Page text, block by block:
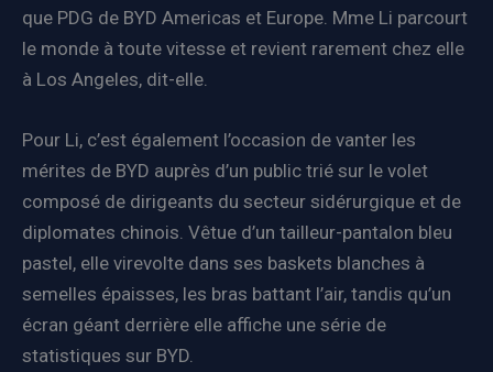
que PDG de BYD Americas et Europe. Mme Li parcourt
le monde à toute vitesse et revient rarement chez elle
à Los Angeles, dit-elle.
Pour Li, c’est également l’occasion de vanter les
mérites de BYD auprès d’un public trié sur le volet
composé de dirigeants du secteur sidérurgique et de
diplomates chinois. Vêtue d’un tailleur-pantalon bleu
pastel, elle virevolte dans ses baskets blanches à
semelles épaisses, les bras battant l’air, tandis qu’un
écran géant derrière elle affiche une série de
statistiques sur BYD.